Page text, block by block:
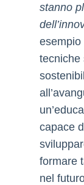
stanno
esempio
tecniche
capace
formare
nel